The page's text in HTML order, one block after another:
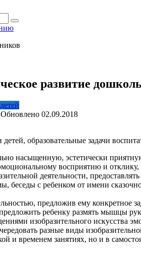
развитие
Обновлено 02.09.2018
образовательные задачи
насыщенную, эстетически
восприятию и
деятельности,
беседы с ребенком от имени
предложив ему конкретное
ребенку размять мышцы
изобразительного искусства
разные виды
и временем занятиях, но и в